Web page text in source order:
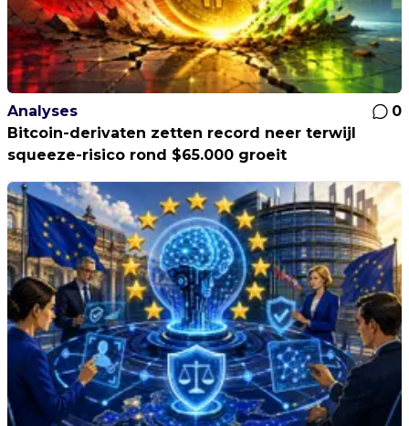
Analyses
0
Bitcoin-derivaten zetten record neer terwijl
squeeze-risico rond $65.000 groeit